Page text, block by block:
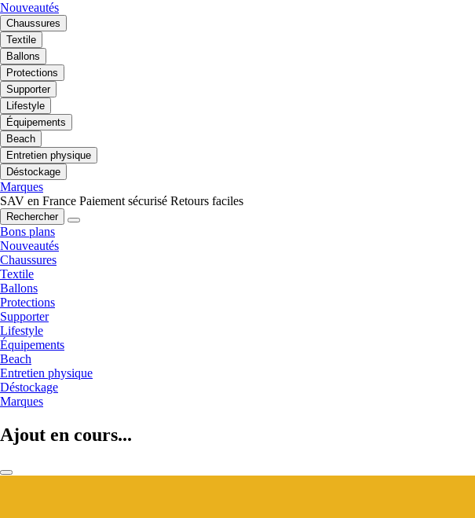
Nouveautés
Chaussures
Textile
Ballons
Protections
Supporter
Lifestyle
Équipements
Beach
Entretien physique
Déstockage
Marques
SAV en France Paiement sécurisé Retours faciles
Rechercher
Bons plans
Nouveautés
Chaussures
Textile
Ballons
Protections
Supporter
Lifestyle
Équipements
Beach
Entretien physique
Déstockage
Marques
Ajout en cours...